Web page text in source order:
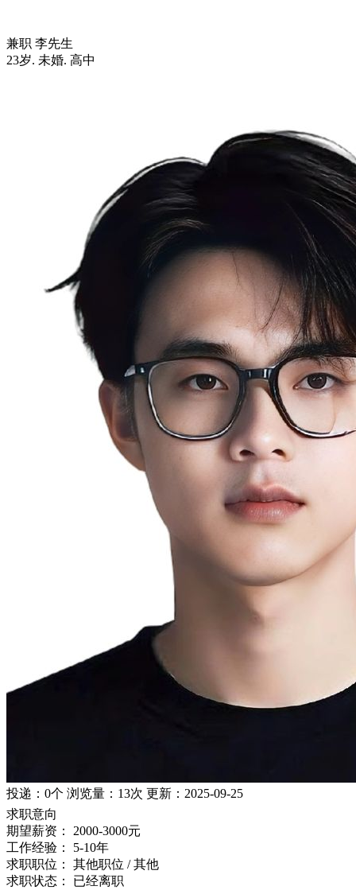
兼职 李先生
23岁. 未婚. 高中
投递： 0个 浏览量： 13次 更新： 2025-09-25
求职意向
期望薪资：
2000-3000元
工作经验：
5-10年
求职职位：
其他职位 / 其他
求职状态：
已经离职